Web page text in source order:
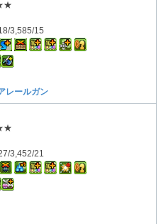
3,585/15
レールガン
3,452/21